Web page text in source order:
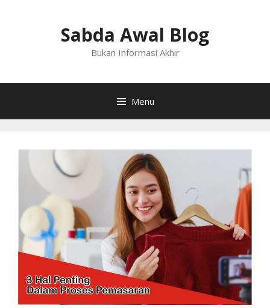
Sabda Awal Blog
Bukan Informasi Akhir
Menu